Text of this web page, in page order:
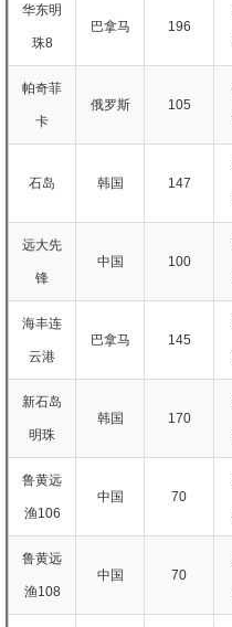
华东明
珠8
巴拿马 196
帕奇菲
卡
俄罗斯 105
石岛 韩国 147
远大先
锋
中国 100
海丰连
云港
巴拿马 145
新石岛
明珠
韩国 170
鲁黄远
渔106
中国 70
鲁黄远
渔108
中国 70